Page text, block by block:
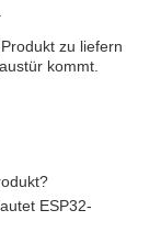
zu liefern
kommt.
ESP32-